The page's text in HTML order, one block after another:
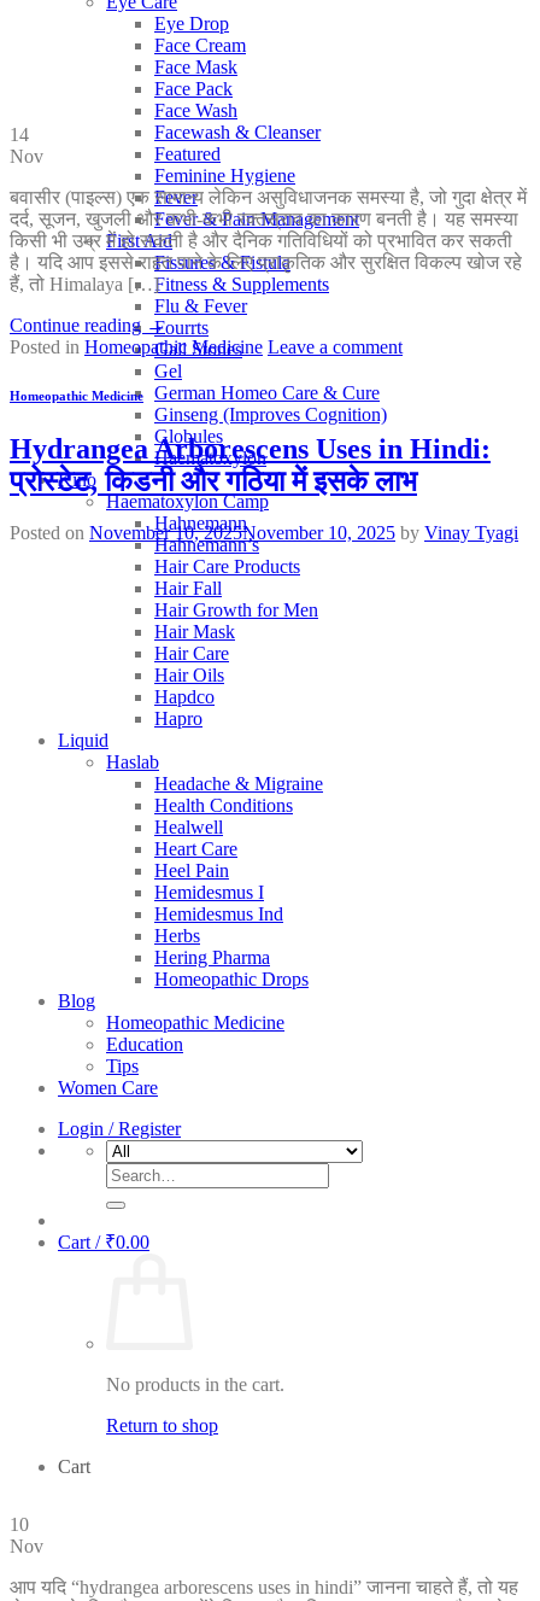
Eye Drop
Face Cream
Face Mask
Face Pack
Face Wash
Facewash & Cleanser
Featured
Feminine Hygiene
Fever
Fever & Pain Management
First Aid
Fissures & Fistula
Fitness & Supplements
Flu & Fever
Fourrts
Gall Stones
Gel
German Homeo Care & Cure
Ginseng (Improves Cognition)
Globules
Haematoxylon
Kino
Haematoxylon Camp
Hahnemann
Hahnemann’s
Hair Care Products
Hair Fall
Hair Growth for Men
Hair Mask
Hair Care
Hair Oils
Hapdco
Hapro
Liquid
Haslab
Headache & Migraine
Health Conditions
Healwell
Heart Care
Heel Pain
Hemidesmus I
Hemidesmus Ind
Herbs
Hering Pharma
Homeopathic Drops
Blog
Homeopathic Medicine
Education
Tips
Women Care
Login / Register
Search
for:
Cart / ₹0.00
No products in the cart.
Return to shop
Cart
14
Nov
बवासीर (पाइल्स) एक सामान्य लेकिन असुविधाजनक समस्या है, जो गुदा क्षेत्र में
दर्द, सूजन, खुजली और कभी-कभी रक्तस्राव का कारण बनती है। यह समस्या
किसी भी उम्र में हो सकती है और दैनिक गतिविधियों को प्रभावित कर सकती
है। यदि आप इससे राहत पाने के लिए प्राकृतिक और सुरक्षित विकल्प खोज रहे
हैं, तो Himalaya […]
Continue reading →
Posted in Homeopathic Medicine Leave a comment
Homeopathic Medicine
Hydrangea Arborescens Uses in Hindi:
प्रोस्टेट, किडनी और गठिया में इसके लाभ
Posted on November 10, 2025November 10, 2025 by Vinay Tyagi
10
Nov
आप यदि “hydrangea arborescens uses in hindi” जानना चाहते हैं, तो यह